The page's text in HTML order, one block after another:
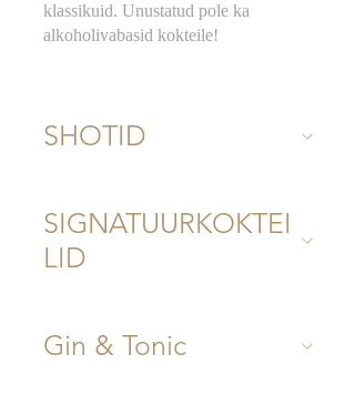
klassikuid. Unustatud pole ka
alkoholivabasid kokteile!
SHOTID
SIGNATUURKOKTEI
LID
Gin & Tonic